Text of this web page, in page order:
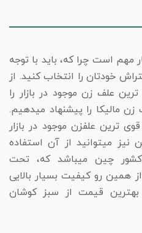
است چرا که، باید با توجه
خودتان را انتخاب کنید. از
علف زن موجود در بازار را
مالیکا را پیشنهاد میدهیم.
68 سی سی، قوی ترین علفزن موجود در بازار
میتوانید از آن استفاده
چین میباشد که، تحت
همین رو کیفیت بسیار بالایی
بهترین قیمت از سبز کوشان